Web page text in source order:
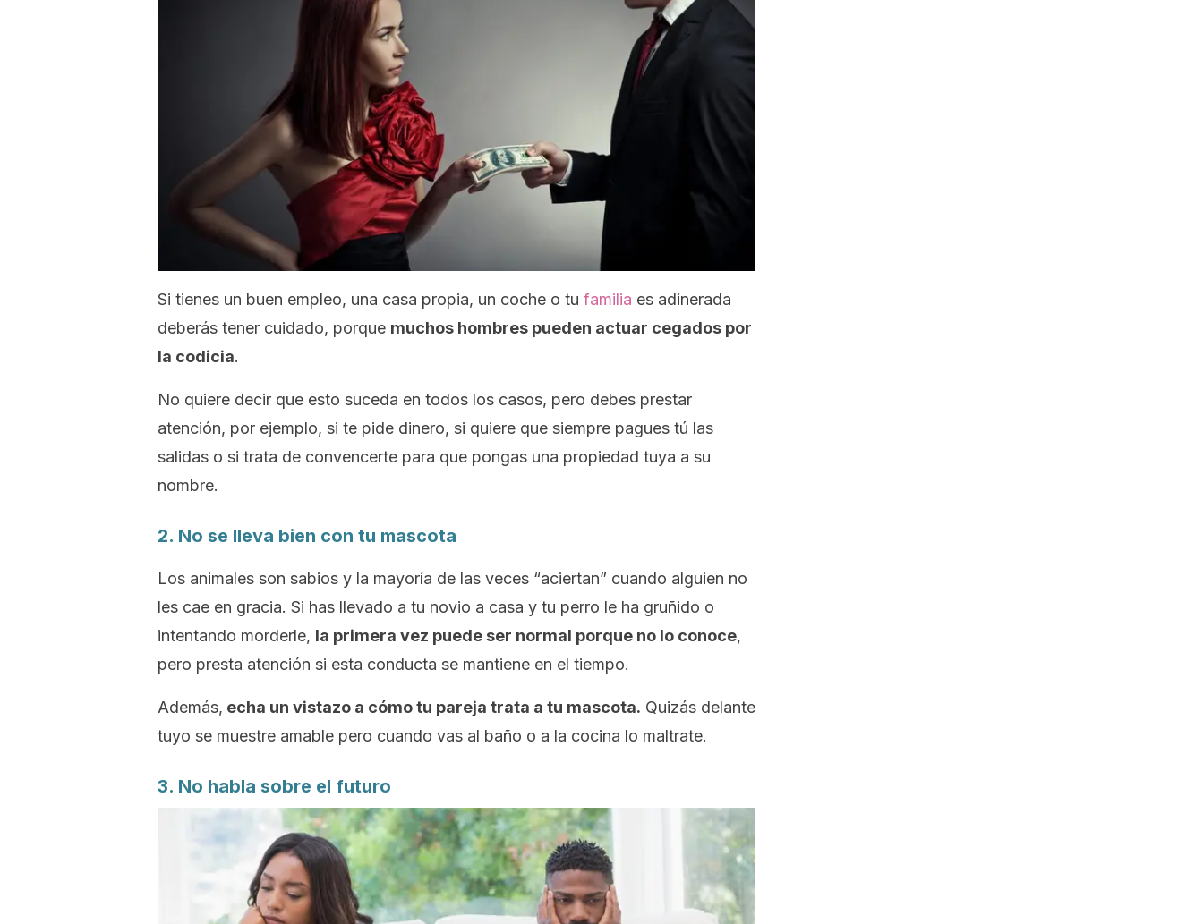
Si tienes un buen empleo, una casa propia, un coche o tu familia es adinerada
deberás tener cuidado, porque muchos hombres pueden actuar cegados por
la codicia.
No quiere decir que esto suceda en todos los casos, pero debes prestar
atención, por ejemplo, si te pide dinero, si quiere que siempre pagues tú las
salidas o si trata de convencerte para que pongas una propiedad tuya a su
nombre.
2. No se lleva bien con tu mascota
Los animales son sabios y la mayoría de las veces “aciertan” cuando alguien no
les cae en gracia. Si has llevado a tu novio a casa y tu perro le ha gruñido o
intentando morderle, la primera vez puede ser normal porque no lo conoce,
pero presta atención si esta conducta se mantiene en el tiempo.
Además, echa un vistazo a cómo tu pareja trata a tu mascota. Quizás delante
tuyo se muestre amable pero cuando vas al baño o a la cocina lo maltrate.
3. No habla sobre el futuro